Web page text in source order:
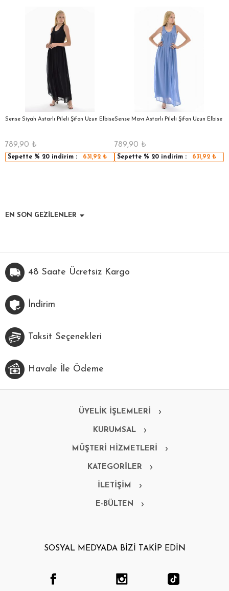
Sense Siyah Astarlı Pileli Şifon Uzun Elbise
789,90 ₺
Sepette % 20 indirim : 631,92₺
Sense Mavı Astarlı Pileli Şifon Uzun Elbise
789,90 ₺
Sepette % 20 indirim : 631,92₺
EN SON GEZİLENLER
48 Saate Ücretsiz Kargo
İndirim
Taksit Seçenekleri
Havale İle Ödeme
ÜYELİK İŞLEMLERİ
KURUMSAL
MÜŞTERİ HİZMETLERİ
KATEGORİLER
İLETİŞİM
E-BÜLTEN
SOSYAL MEDYADA BİZİ TAKİP EDİN